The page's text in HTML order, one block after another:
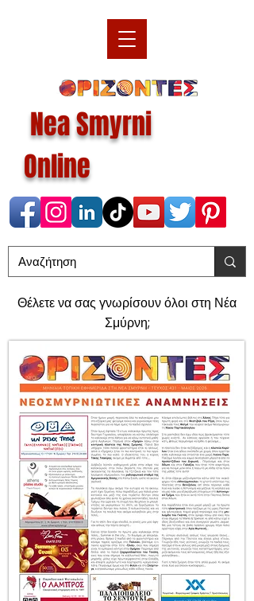
Nea Smyrni
Online
Θέλετε να σας γνωρίσουν όλοι στη Νέα
Σμύρνη;